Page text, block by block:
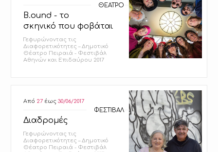
ΘΕΑΤΡΟ
B.ound - το
σκηνικό που φοβάται
Γεφυρώνοντας τις
Διαφορετικότητες – Δημοτικό
Θέατρο Πειραιά - Φεστιβάλ
Αθηνών και Επιδαύρου 2017
Από 27 έως30/06/2017
ΦΕΣΤΙΒΑΛ
Διαδρομές
Γεφυρώνοντας τις
Διαφορετικότητες – Δημοτικό
Θέατρο Πειραιά - Φεστιβάλ